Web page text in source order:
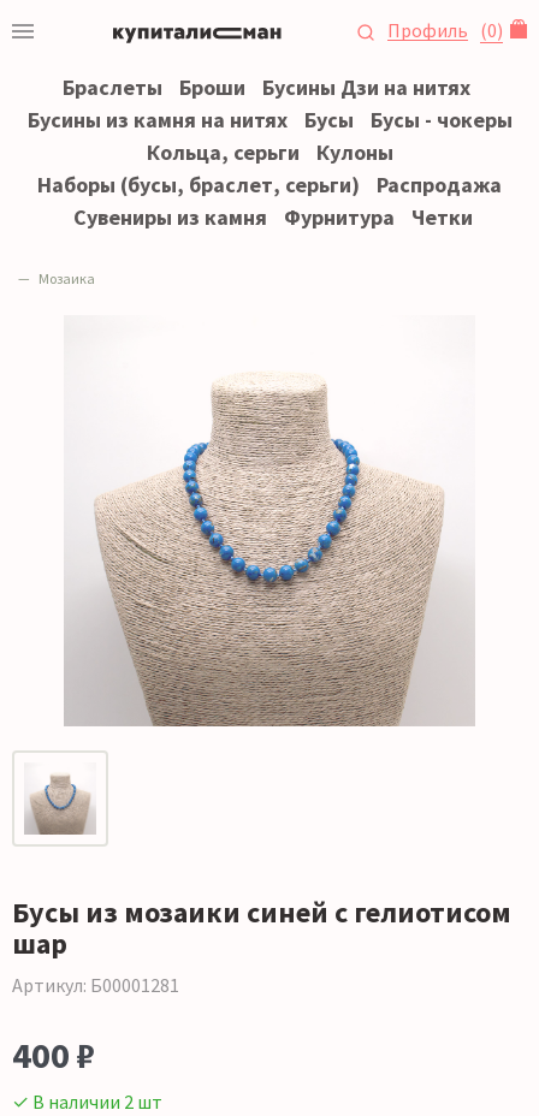
Профиль (0)
Браслеты Броши
Бусины Дзи на нитях
Бусины из камня на нитях
Бусы
Бусы - чокеры
Кольца, серьги
Кулоны
Наборы (бусы, браслет, серьги)
Распродажа
Сувениры из камня
Фурнитура Четки
Мозаика
Бусы из мозаики синей с гелиотисом
шар
Артикул: Б00001281
400 ₽
✓ В наличии 2 шт